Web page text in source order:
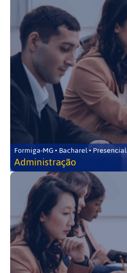
Formiga-MG • Bacharel • Presencial
Administração